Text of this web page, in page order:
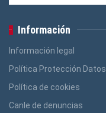
Información
Información legal
Política Protección Datos
Política de cookies
Canle de denuncias